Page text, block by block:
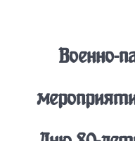
Военно-